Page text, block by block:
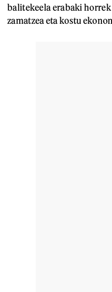
balitekeela erabaki
zamatzea eta kostu